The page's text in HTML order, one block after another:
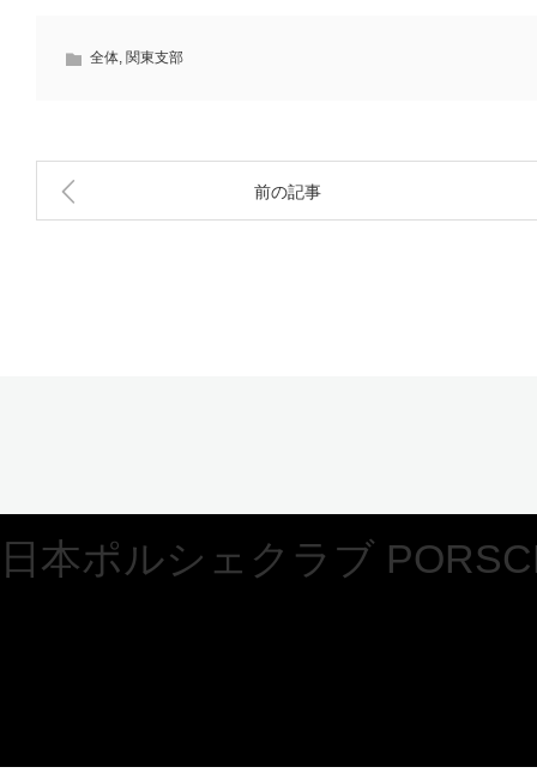
全体 関東支部
前の記事
日本ポルシェクラブ